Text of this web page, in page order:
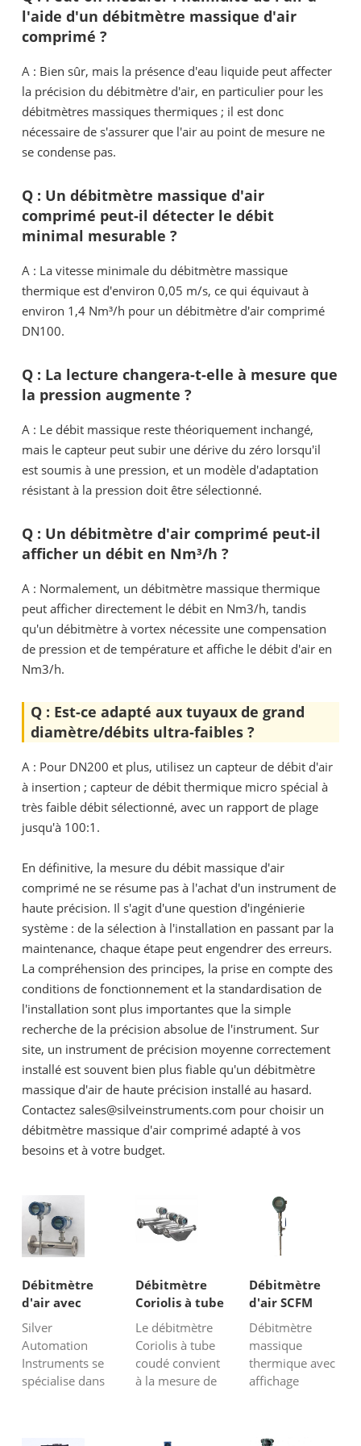
l'aide d'un débitmètre massique d'air
comprimé ?
A : Bien sûr, mais la présence d'eau liquide peut affecter
la précision du débitmètre d'air, en particulier pour les
débitmètres massiques thermiques ; il est donc
nécessaire de s'assurer que l'air au point de mesure ne
se condense pas.
Q : Un débitmètre massique d'air
comprimé peut-il détecter le débit
minimal mesurable ?
A : La vitesse minimale du débitmètre massique
thermique est d'environ 0,05 m/s, ce qui équivaut à
environ 1,4 Nm³/h pour un débitmètre d'air comprimé
DN100.
Q : La lecture changera-t-elle à mesure que
la pression augmente ?
A : Le débit massique reste théoriquement inchangé,
mais le capteur peut subir une dérive du zéro lorsqu'il
est soumis à une pression, et un modèle d'adaptation
résistant à la pression doit être sélectionné.
Q : Un débitmètre d'air comprimé peut-il
afficher un débit en Nm³/h ?
A : Normalement, un débitmètre massique thermique
peut afficher directement le débit en Nm3/h, tandis
qu'un débitmètre à vortex nécessite une compensation
de pression et de température et affiche le débit d'air en
Nm3/h.
Q : Est-ce adapté aux tuyaux de grand
diamètre/débits ultra-faibles ?
A : Pour DN200 et plus, utilisez un capteur de débit d'air
à insertion ; capteur de débit thermique micro spécial à
très faible débit sélectionné, avec un rapport de plage
jusqu'à 100:1.
En définitive, la mesure du débit massique d'air
comprimé ne se résume pas à l'achat d'un instrument de
haute précision. Il s'agit d'une question d'ingénierie
système : de la sélection à l'installation en passant par la
maintenance, chaque étape peut engendrer des erreurs.
La compréhension des principes, la prise en compte des
conditions de fonctionnement et la standardisation de
l'installation sont plus importantes que la simple
recherche de la précision absolue de l'instrument. Sur
site, un instrument de précision moyenne correctement
installé est souvent bien plus fiable qu'un débitmètre
massique d'air de haute précision installé au hasard.
Contactez sales@silveinstruments.com pour choisir un
débitmètre massique d'air comprimé adapté à vos
besoins et à votre budget.
Débitmètre
d'air avec
sortie 4-20mA
Silver
Automation
Instruments se
spécialise dans
Débitmètre
Coriolis à tube
coudé
Le débitmètre
Coriolis à tube
coudé convient
à la mesure de
Débitmètre
d'air SCFM
Débitmètre
massique
thermique avec
affichage
débit instantané